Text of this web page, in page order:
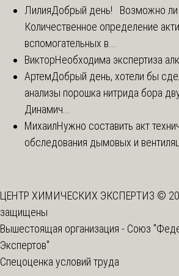
ЛилияДобрый день! Возможно ли
Количественное определение
вспомогательных в...
ВикторНеобходима экспертиза
АртемДобрый день, хотели бы
анализы порошка нитрида бора
Динамич...
МихаилНужно составить акт
обследования дымовых и
ЦЕНТР ХИМИЧЕСКИХ ЭКСПЕРТИЗ ©
защищены
Вышестоящая организация - Союз
Экспертов"
Спецоценка условий труда